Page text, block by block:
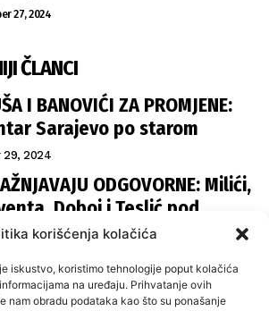
korišćenja kolačića
iskustvo, koristimo tehnologije poput kolačića
na uređaju. Prihvatanje ovih
nam obradu podataka kao što su ponašanje
27, 2024
ČLANCI
I BANOVIĆI ZA PROMJENE:
Sarajevo po starom
29, 2024
ODGOVORNE: Milići,
Doboj i Teslić pod
VLAST U ISTOČNOM